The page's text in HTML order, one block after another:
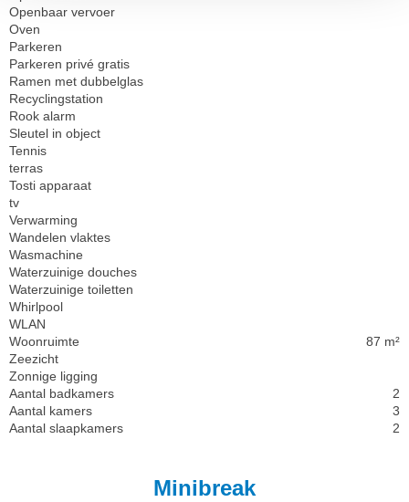
Openbaar vervoer
Oven
Parkeren
Parkeren privé gratis
Ramen met dubbelglas
Recyclingstation
Rook alarm
Sleutel in object
Tennis
terras
Tosti apparaat
tv
Verwarming
Wandelen vlaktes
Wasmachine
Waterzuinige douches
Waterzuinige toiletten
Whirlpool
WLAN
Woonruimte
87 m²
Zeezicht
Zonnige ligging
Aantal badkamers
2
Aantal kamers
3
Aantal slaapkamers
2
Minibreak